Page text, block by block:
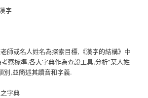
字
師或名人姓名為探索目標,《漢字的結構》中
察標準,各大字典作為查證工具,分析"某人姓
別,並簡述其讀音和字義.
字典